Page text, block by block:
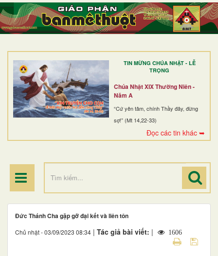
TIN MỪNG CHÚA NHẬT - LỄ
TRỌNG
Chúa Nhật XIX Thường Niên -
Năm A
“Cứ yên tâm, chính Thầy đây, đừng
sợ!” (Mt 14,22-33)
Đọc các tin khác ➥
TRANG NHẤT
GIỚI THIỆU
DÒNG TU
BAN MỤC VỤ
ĐOÀN THỂ CG
ĐIỂM HÀNH HƯƠNG
Đức Thánh Cha gặp gỡ đại kết và liên tôn
Chủ nhật - 03/09/2023 08:34 | Tác giả bài viết: | 1606